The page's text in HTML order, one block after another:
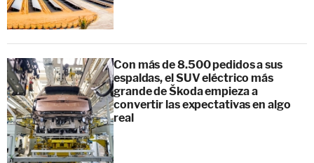
Con más de 8.500 pedidos a sus
espaldas, el SUV eléctrico más
grande de Škoda empieza a
convertir las expectativas en algo
real